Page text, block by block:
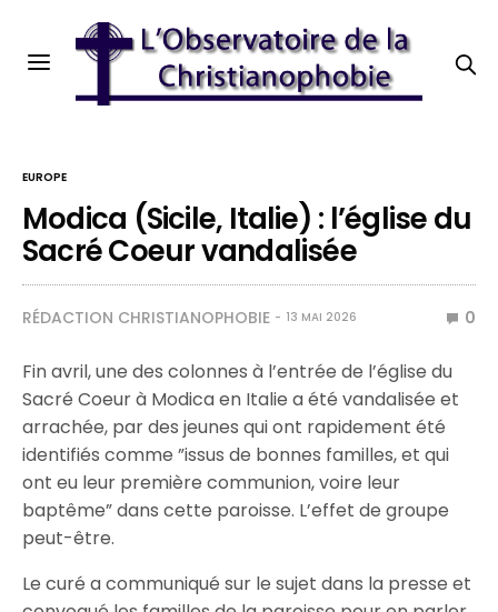
EUROPE
Modica (Sicile, Italie) : l’église du
Sacré Coeur vandalisée
RÉDACTION CHRISTIANOPHOBIE 13 MAI 2026 0
Fin avril, une des colonnes à l’entrée de l’église du
Sacré Coeur à Modica en Italie a été vandalisée et
arrachée, par des jeunes qui ont rapidement été
identifiés comme ”issus de bonnes familles, et qui
ont eu leur première communion, voire leur
baptême” dans cette paroisse. L’effet de groupe
peut-être.
Le curé a communiqué sur le sujet dans la presse et